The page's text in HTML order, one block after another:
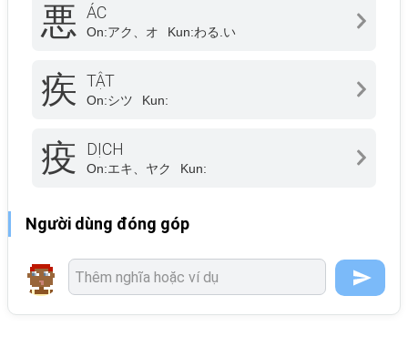
悪 ÁC
On:アク、オ Kun:わる.い
疾 TẬT
On:シツ Kun:
疫 DỊCH
On:エキ、ヤク Kun:
Người dùng đóng góp